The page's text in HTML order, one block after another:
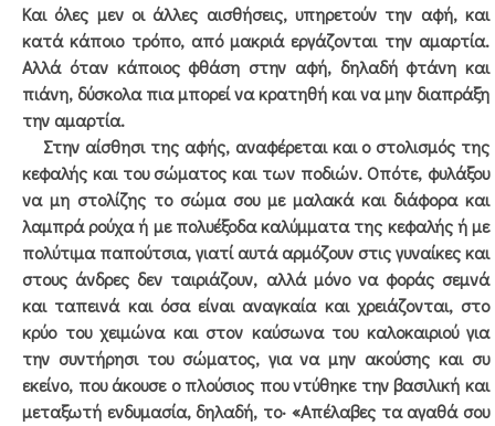
Και όλες μεν οι άλλες αισθήσεις, υπηρετούν την αφή, και
κατά κάποιο τρόπο, από μακριά εργάζονται την αμαρτία.
Αλλά όταν κάποιος φθάση στην αφή, δηλαδή φτάνη και
πιάνη, δύσκολα πια μπορεί να κρατηθή και να μην διαπράξη
την αμαρτία.
Στην αίσθησι της αφής, αναφέρεται και ο στολισμός της
κεφαλής και του σώματος και των ποδιών. Οπότε, φυλάξου
να μη στολίζης το σώμα σου με μαλακά και διάφορα και
λαμπρά ρούχα ή με πολυέξοδα καλύμματα της κεφαλής ή με
πολύτιμα παπούτσια, γιατί αυτά αρμόζουν στις γυναίκες και
στους άνδρες δεν ταιριάζουν, αλλά μόνο να φοράς σεμνά
και ταπεινά και όσα είναι αναγκαία και χρειάζονται, στο
κρύο του χειμώνα και στον καύσωνα του καλοκαιριού για
την συντήρησι του σώματος, για να μην ακούσης και συ
εκείνο, που άκουσε ο πλούσιος που ντύθηκε την βασιλική και
μεταξωτή ενδυμασία, δηλαδή, το· «Απέλαβες τα αγαθά σου